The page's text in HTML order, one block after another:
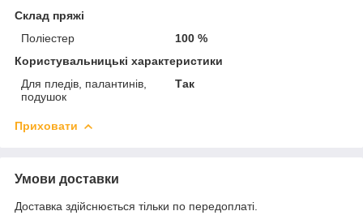
Склад пряжі
Поліестер
100 %
Користувальницькі характеристики
Для пледів, палантинів,
подушок
Так
Приховати
Умови доставки
Доставка здійснюється тільки по передоплаті.